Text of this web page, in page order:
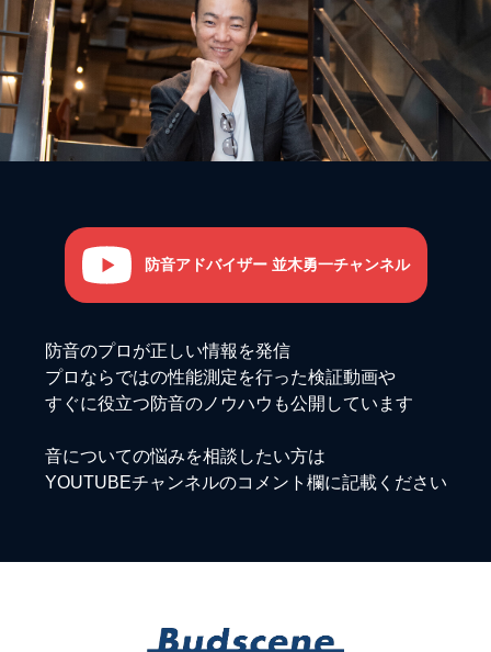
防音アドバイザー 並木勇一チャンネル
防音のプロが正しい情報を発信
プロならではの性能測定を行った検証動画や
すぐに役立つ防音のノウハウも公開しています
音についての悩みを相談したい方は
YOUTUBEチャンネルのコメント欄に記載ください